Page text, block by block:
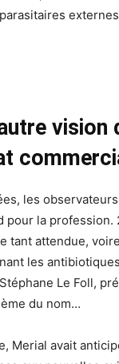
vision
les
pour la
tant attendue,
les
Le Foll,
du nom…
Merial avait